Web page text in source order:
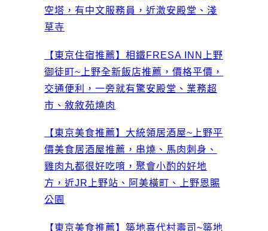
空塔，有中文服務員，近激安殿堂、淺
草寺
【東京住宿推薦】相鐵FRESA INN上野
御徒町~上野全新飯店推薦，價格平價，
交通便利，一旁就有驚安殿堂、業務超
市、敘敘苑燒肉
【東京美食推薦】大統領居酒屋~上野平
價美食居酒屋推薦，串燒、馬肉刺身、
雞肉丸都很好吃唷，聚會小酌的好地
方，近JR上野站、阿美橫町、上野恩賜
公園
【東京美食推薦】築地喜代村壽司~築地